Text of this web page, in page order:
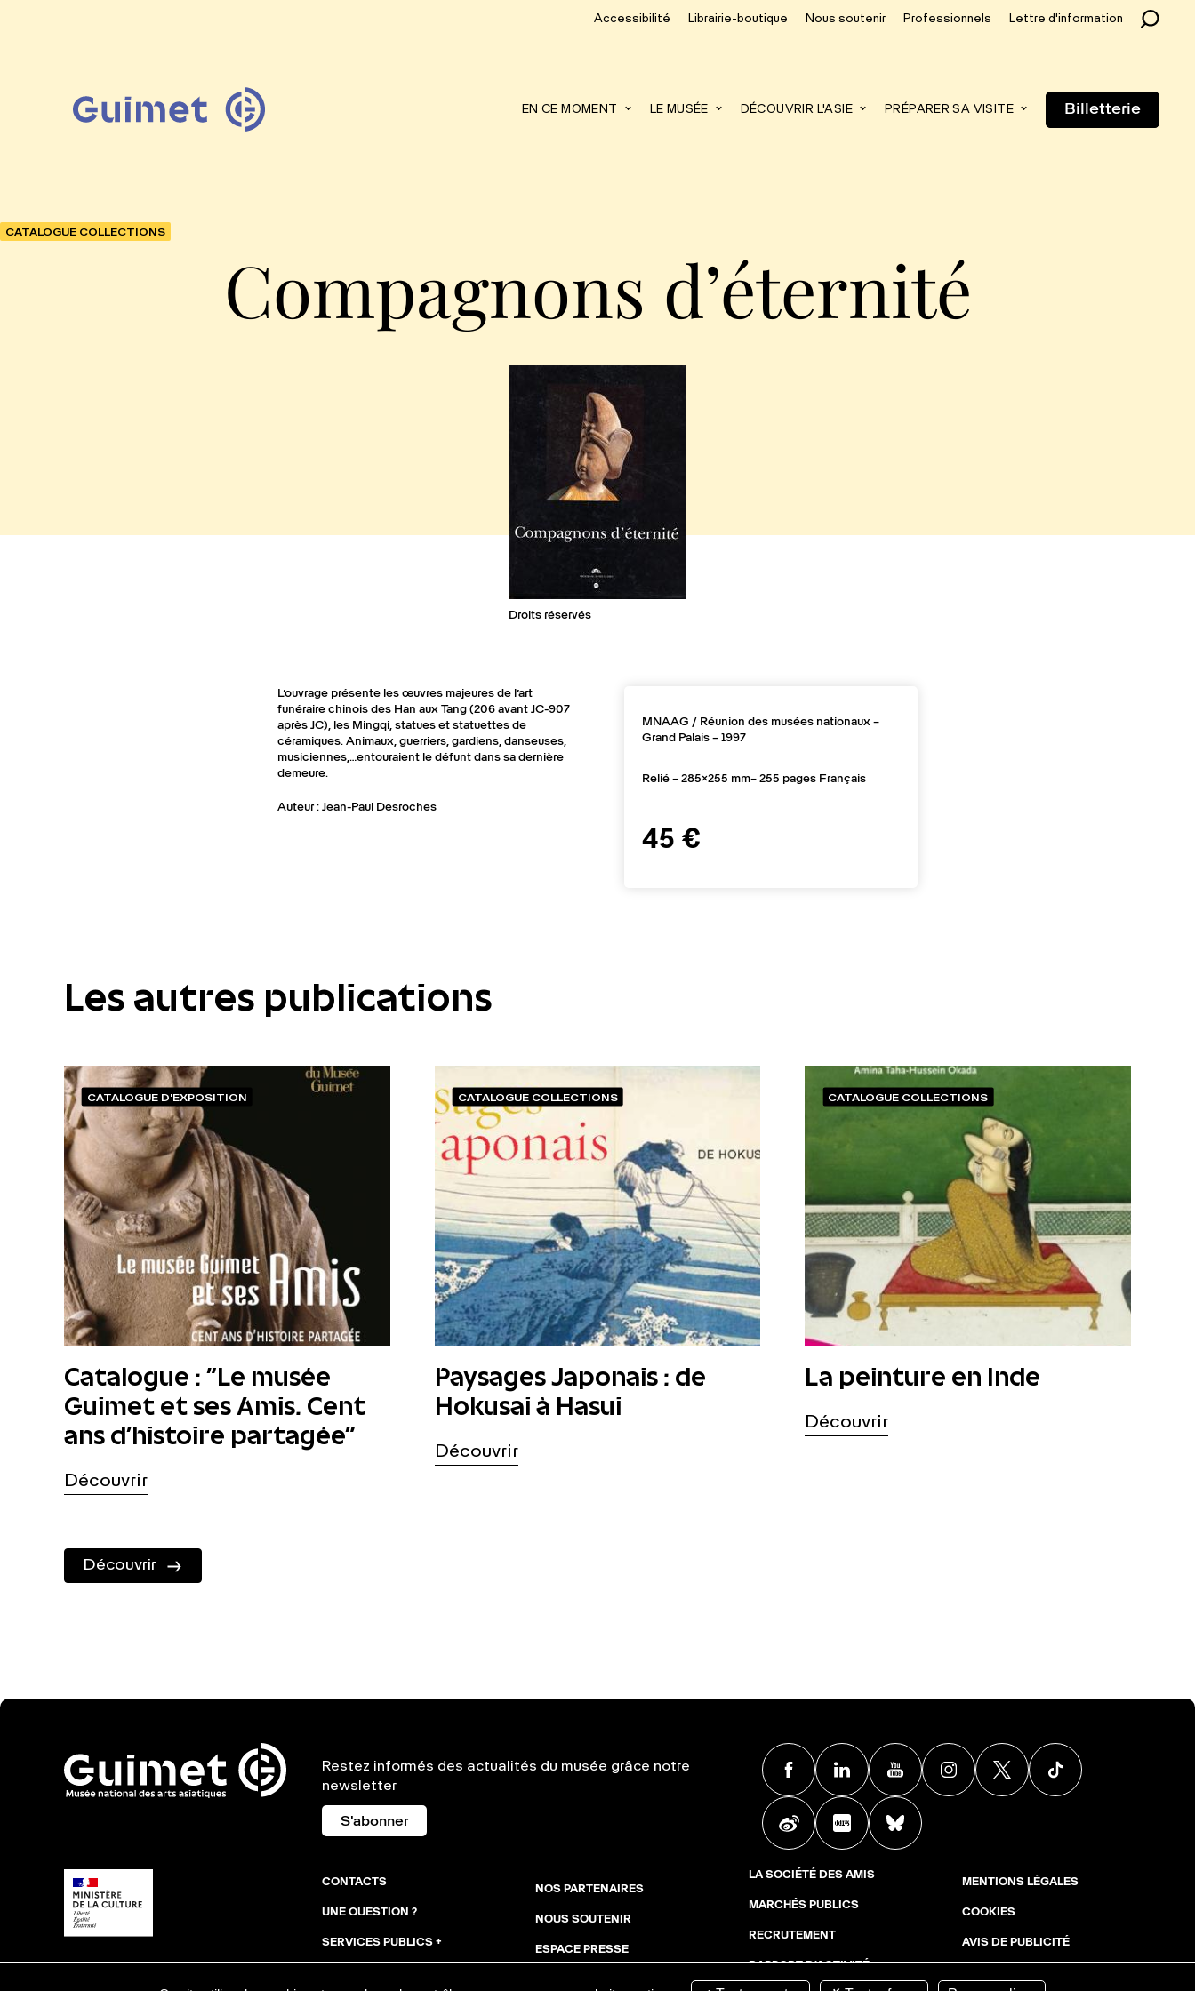
EN CE MOMENT LE MUSÉE DÉCOUVRIR L'ASIE PRÉPARER SA VISITE Billetterie
Accessibilité Librairie-boutique Nous soutenir Professionnels Lettre d'information
CATALOGUE COLLECTIONS
Compagnons d’éternité
Droits réservés
L’ouvrage présente les œuvres majeures de l’art
funéraire chinois des Han aux Tang (206 avant JC-907
après JC), les Mingqi, statues et statuettes de
céramiques. Animaux, guerriers, gardiens, danseuses,
musiciennes,…entouraient le défunt dans sa dernière
demeure.
Auteur : Jean-Paul Desroches
MNAAG / Réunion des musées nationaux –
Grand Palais – 1997
Relié – 285×255 mm– 255 pages Français
45 €
Les autres publications
CATALOGUE D'EXPOSITION
Catalogue : "Le musée
Guimet et ses Amis. Cent
ans d’histoire partagée"
Découvrir
CATALOGUE COLLECTIONS
Paysages Japonais : de
Hokusai à Hasui
Découvrir
CATALOGUE COLLECTIONS
La peinture en Inde
Découvrir
Découvrir
Restez informés des actualités du musée grâce notre
newsletter
S'abonner
FacebookLinkedin Youtube Instagram
Weibo Xiaohongshu
CONTACTS
UNE QUESTION ?
SERVICES PUBLICS +
NOS PARTENAIRES
NOUS SOUTENIR
ESPACE PRESSE
LA SOCIÉTÉ DES AMIS
MARCHÉS PUBLICS
RECRUTEMENT
MENTIONS LÉGALES
COOKIES
AVIS DE PUBLICITÉ